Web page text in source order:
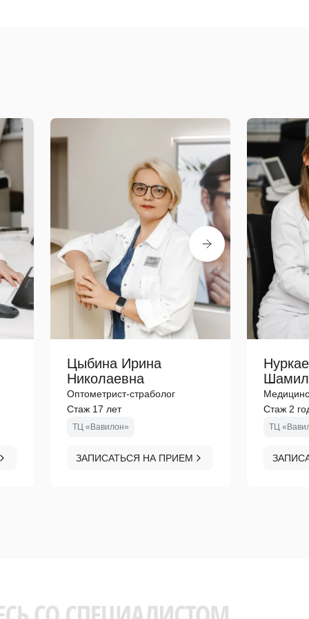
Цыбина Ирина
Николаевна
Оптометрист-страболог
Стаж 17 лет
ТЦ «Вавилон»
ЗАПИСАТЬСЯ НА ПРИЕМ
Стаж 2
ТЦ